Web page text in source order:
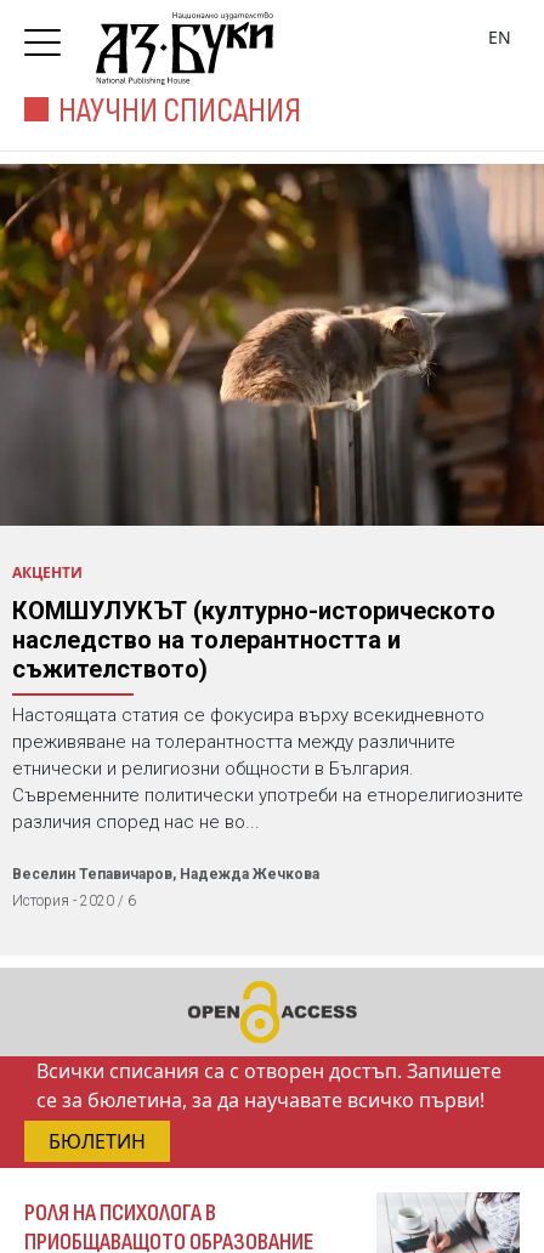
НАУЧНИ СПИСАНИЯ
EN
АКЦЕНТИ
КОМШУЛУКЪТ (културно-историческото
наследство на толерантността и
съжителството)
Настоящата статия се фокусира върху всекидневното
преживяване на толерантността между различните
етнически и религиозни общности в България.
Съвременните политически употреби на етнорелигиозните
различия според нас не во...
Веселин Тепавичаров, Надежда Жечкова
История - 2020 / 6
Всички списания са с отворен достъп. Запишете
се за бюлетина, за да научавате всичко първи!
БЮЛЕТИН
РОЛЯ НА ПСИХОЛОГА В
ПРИОБЩАВАЩОТО ОБРАЗОВАНИЕ